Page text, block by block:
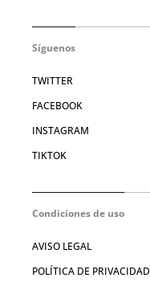
Síguenos
TWITTER
FACEBOOK
INSTAGRAM
TIKTOK
Condiciones de uso
AVISO LEGAL
POLÍTICA DE PRIVACIDAD